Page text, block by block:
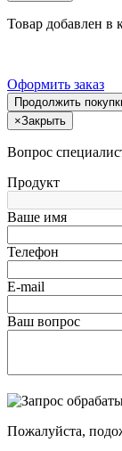
Товар добавлен в
Оформить заказ
Продолжить
×Закрыть
Вопрос
Продукт
Ваше имя
Телефон
E-mail
Ваш вопрос
Пожалуйста,